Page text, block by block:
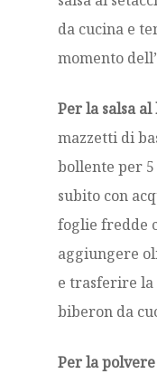
da cucina e
momento
Per la salsa
mazzetti di
bollente per
subito con
foglie fredde
aggiungere
e trasferire la
biberon da
Per la